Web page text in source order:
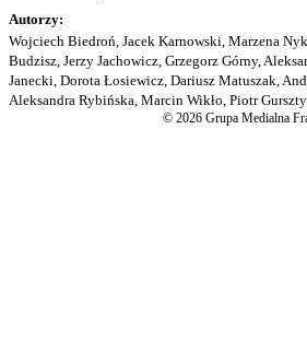
Autorzy:
Wojciech Biedroń, Jacek Karnowski, Marzena
Budzisz, Jerzy Jachowicz, Grzegorz Górny,
Janecki, Dorota Łosiewicz, Dariusz Matuszak,
Aleksandra Rybińska, Marcin Wikło, Piotr
© 2026 Grupa Medialna